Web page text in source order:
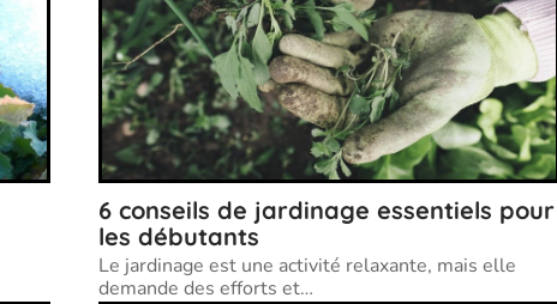
6 conseils de jardinage essentiels pour
les débutants
Le jardinage est une activité relaxante, mais elle
demande des efforts et…